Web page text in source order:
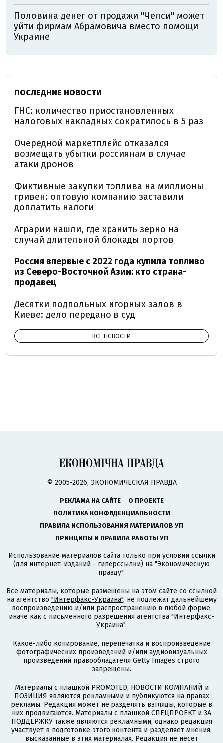
Половина денег от продажи "Челси" может
уйти фирмам Абрамовича вместо помощи
Украине
ПОСЛЕДНИЕ НОВОСТИ
ГНС: количество приостановленных
налоговых накладных сократилось в 5 раз
Очередной маркетплейс отказался
возмещать убытки россиянам в случае
атаки дронов
Фиктивные закупки топлива на миллионы
гривен: оптовую компанию заставили
доплатить налоги
Аграрии нашли, где хранить зерно на
случай длительной блокады портов
Россия впервые с 2022 года купила топливо
из Северо-Восточной Азии: кто страна-
продавец
Десятки подпольных игорных залов в
Киеве: дело передано в суд
ВСЕ НОВОСТИ
© 2005-2026, ЭКОНОМИЧЕСКАЯ ПРАВДА
РЕКЛАМА НА САЙТЕ
О ПРОЕКТЕ
ПОЛИТИКА КОНФИДЕНЦИАЛЬНОСТИ
ПРАВИЛА ИСПОЛЬЗОВАНИЯ МАТЕРИАЛОВ УП
ПРИНЦИПЫ И ПРАВИЛА РАБОТЫ УП
Использование материалов сайта только при условии ссылки
(для интернет-изданий - гиперссылки) на "Экономическую
правду".
Все материалы, которые размещены на этом сайте со ссылкой
на агентство "Интерфакс-Украина", не подлежат дальнейшему
воспроизведению и/или распространению в любой форме,
иначе как с письменного разрешения агентства "Интерфакс-
Украина".
Какое-либо копирование, перепечатка и воспроизведение
фотографических произведений и/или аудиовизуальных
произведений правообладателя Getty Images строго
запрещены.
Материалы с плашкой PROMOTED, НОВОСТИ КОМПАНИЙ и
ПОЗИЦИЯ являются рекламными и публикуются на правах
рекламы. Редакция может не разделять взгляды, которые в
них продвигаются. Материалы с плашкой СПЕЦПРОЕКТ и ЗА
ПОДДЕРЖКУ также являются рекламными, однако редакция
участвует в подготовке этого контента и разделяет мнения,
высказанные в этих материалах. Редакция не несет